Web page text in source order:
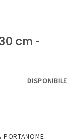
cm -
DISPONIBILE
PORTANOME.